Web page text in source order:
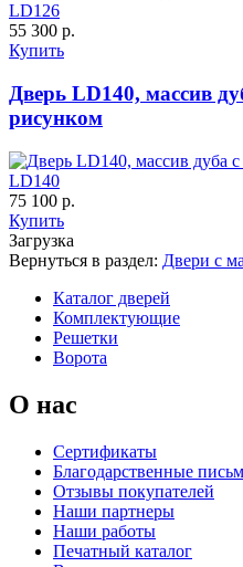
C69
LD126
55 300 р.
Купить
Дверь LD140, массив
рисунком
LD140
75 100 р.
Купить
Загрузка
Вернуться в раздел: Двери с
Каталог дверей
Комплектующие
Решетки
Ворота
О нас
Сертификаты
Благодарственные
Отзывы покупателей
Наши партнеры
Наши работы
Печатный каталог